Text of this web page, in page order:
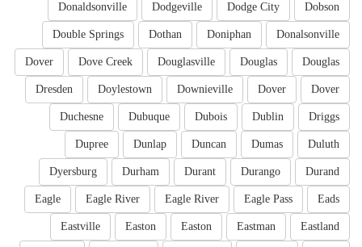
Dobson
Dodge City
Dodgeville
Donaldsonville
Donalsonville
Doniphan
Dothan
Double Springs
Douglas
Douglas
Douglasville
Dove Creek
Dover
Dover
Dover
Downieville
Doylestown
Dresden
Driggs
Dublin
Dubois
Dubuque
Duchesne
Duluth
Dumas
Duncan
Dunlap
Dupree
Durand
Durango
Durant
Durham
Dyersburg
Eads
Eagle Pass
Eagle River
Eagle River
Eagle
Eastland
Eastman
Easton
Easton
Eastville